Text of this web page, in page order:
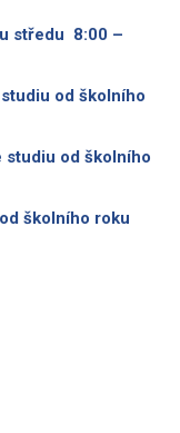
středu 8:00 –
od školního
studiu od školního
školního roku